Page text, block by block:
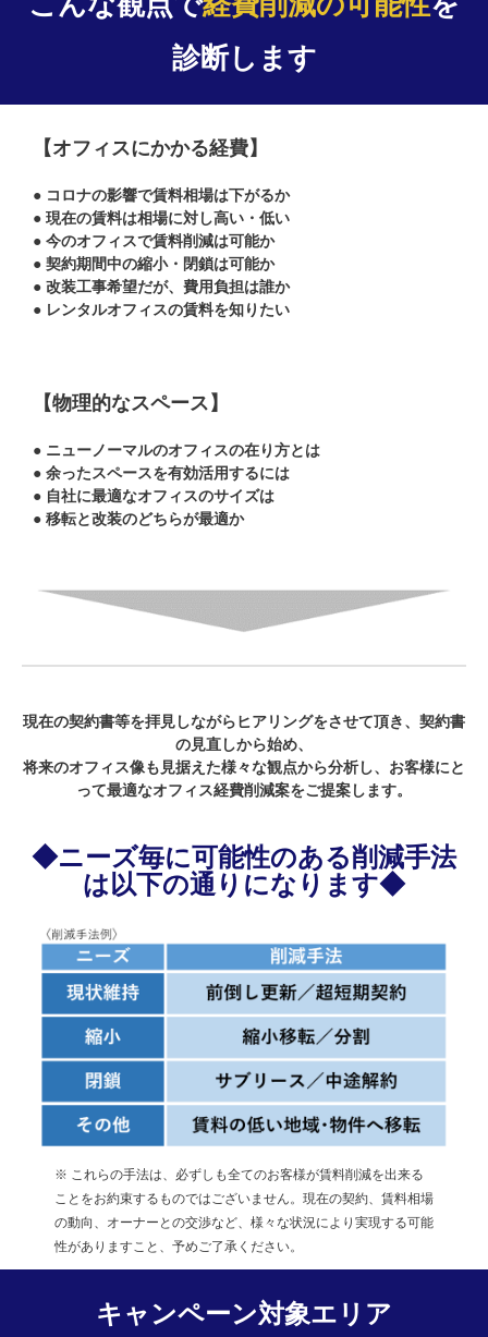
診断します
【オフィスにかかる経費】
● コロナの影響で賃料相場は下がるか
● 現在の賃料は相場に対し高い・低い
● 今のオフィスで賃料削減は可能か
● 契約期間中の縮小・閉鎖は可能か
● 改装工事希望だが、費用負担は誰か
● レンタルオフィスの賃料を知りたい
【物理的なスペース】
● ニューノーマルのオフィスの在り方とは
● 余ったスペースを有効活用するには
● 自社に最適なオフィスのサイズは
● 移転と改装のどちらが最適か
現在の契約書等を拝見しながらヒアリングをさせて頂き、契約書
の見直しから始め、
将来のオフィス像も見据えた様々な観点から分析し、お客様にと
って最適なオフィス経費削減案をご提案します。
◆ニーズ毎に可能性のある削減手法
は以下の通りになります◆
※ これらの手法は、必ずしも全てのお客様が賃料削減を出来る
ことをお約束するものではございません。現在の契約、賃料相場
の動向、オーナーとの交渉など、様々な状況により実現する可能
性がありますこと、予めご了承ください。
キャンペーン対象エリア